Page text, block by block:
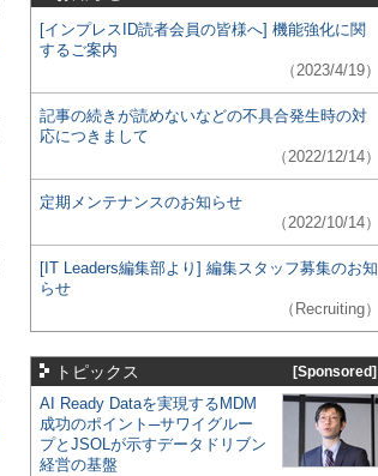
[インプレスID読者会員の皆様へ] 機能強化に関
するご案内
（2023/4/19）
記事の続きが読めないなどの不具合発生時の対
応につきまして
（2022/12/14）
定期メンテナンスのお知らせ
（2022/10/14）
[IT Leaders編集部より] 編集スタッフ募集のお知
らせ
（Recruiting）
トピックス [Sponsored]
AI Ready Dataを実現するMDM
成功のポイント─サワイグルー
プとJSOLが示すデータドリブン
経営の基盤